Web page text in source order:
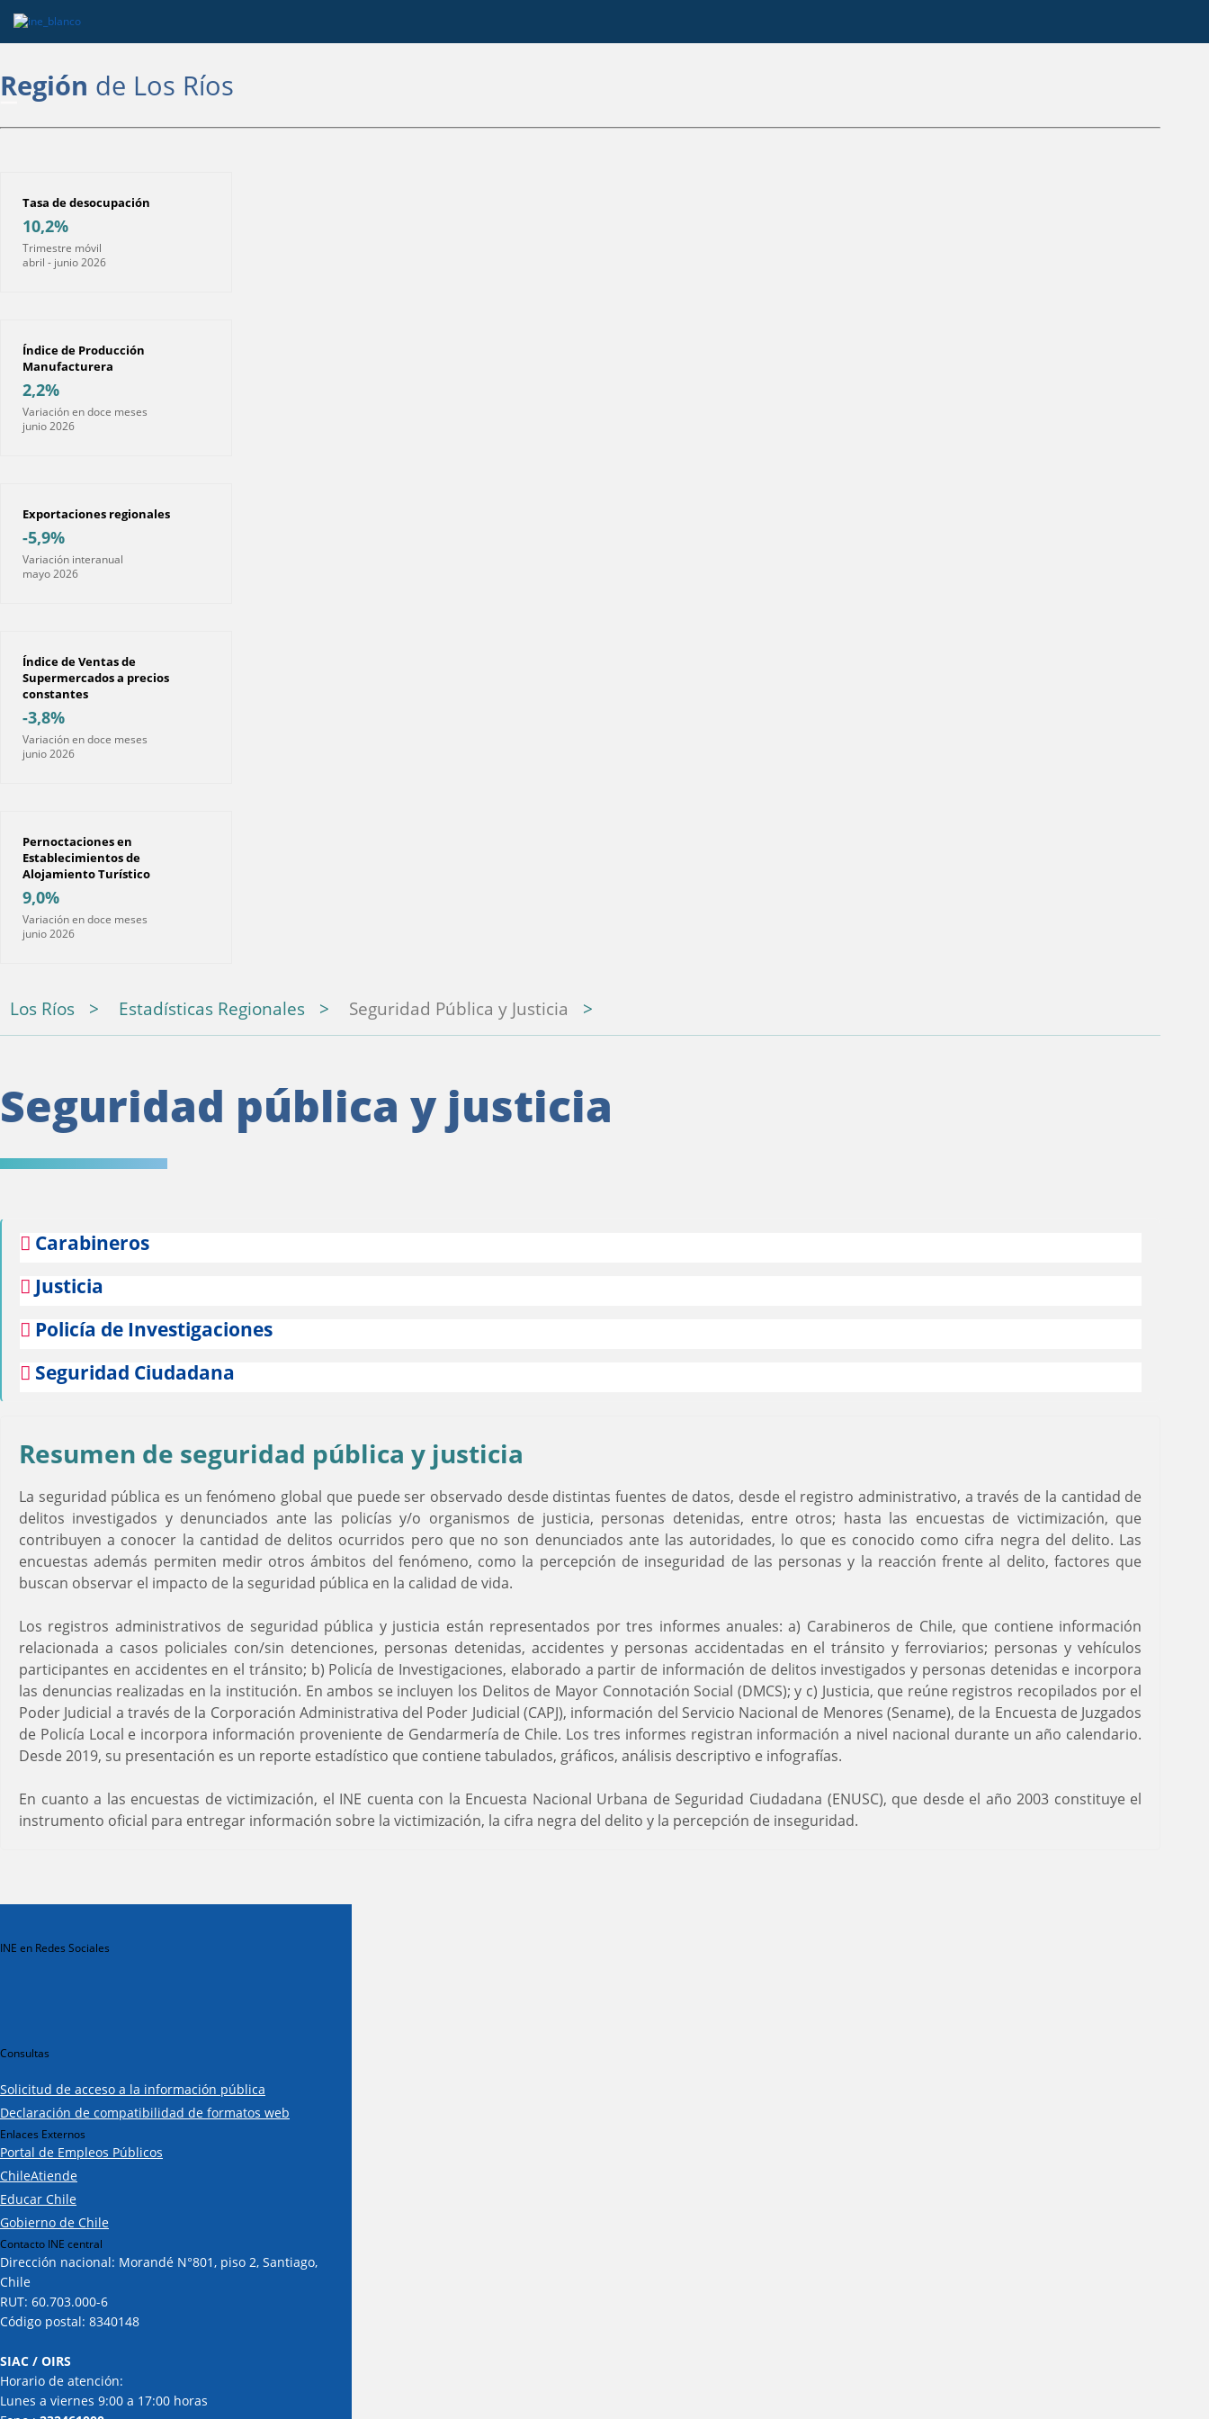
Región de Los Ríos
Tasa de desocupación
10,2%
Trimestre móvil
abril - junio 2026
Índice de Producción
Manufacturera
2,2%
Variación en doce meses
junio 2026
Exportaciones regionales
-5,9%
Variación interanual
mayo 2026
Índice de Ventas de
Supermercados a precios
constantes
-3,8%
Variación en doce meses
junio 2026
Pernoctaciones en
Establecimientos de
Alojamiento Turístico
9,0%
Variación en doce meses
junio 2026
Los Ríos Estadísticas Regionales Seguridad Pública y Justicia
Seguridad pública y justicia
Carabineros
Justicia
Policía de Investigaciones
Seguridad Ciudadana
Resumen de seguridad pública y justicia
La seguridad pública es un fenómeno global que puede ser observado desde distintas fuentes de datos, desde el registro administrativo, a través de la cantidad de
delitos investigados y denunciados ante las policías y/o organismos de justicia, personas detenidas, entre otros; hasta las encuestas de victimización, que
contribuyen a conocer la cantidad de delitos ocurridos pero que no son denunciados ante las autoridades, lo que es conocido como cifra negra del delito. Las
encuestas además permiten medir otros ámbitos del fenómeno, como la percepción de inseguridad de las personas y la reacción frente al delito, factores que
buscan observar el impacto de la seguridad pública en la calidad de vida.
Los registros administrativos de seguridad pública y justicia están representados por tres informes anuales: a) Carabineros de Chile, que contiene información
relacionada a casos policiales con/sin detenciones, personas detenidas, accidentes y personas accidentadas en el tránsito y ferroviarios; personas y vehículos
participantes en accidentes en el tránsito; b) Policía de Investigaciones, elaborado a partir de información de delitos investigados y personas detenidas e incorpora
las denuncias realizadas en la institución. En ambos se incluyen los Delitos de Mayor Connotación Social (DMCS); y c) Justicia, que reúne registros recopilados por el
Poder Judicial a través de la Corporación Administrativa del Poder Judicial (CAPJ), información del Servicio Nacional de Menores (Sename), de la Encuesta de Juzgados
de Policía Local e incorpora información proveniente de Gendarmería de Chile. Los tres informes registran información a nivel nacional durante un año calendario.
Desde 2019, su presentación es un reporte estadístico que contiene tabulados, gráficos, análisis descriptivo e infografías.
En cuanto a las encuestas de victimización, el INE cuenta con la Encuesta Nacional Urbana de Seguridad Ciudadana (ENUSC), que desde el año 2003 constituye el
instrumento oficial para entregar información sobre la victimización, la cifra negra del delito y la percepción de inseguridad.
INE en Redes Sociales
Consultas
Solicitud de acceso a la información pública
Declaración de compatibilidad de formatos web
Enlaces Externos
Portal de Empleos Públicos
ChileAtiende
Educar Chile
Gobierno de Chile
Contacto INE central
Dirección nacional: Morandé N°801, piso 2, Santiago,
Chile
RUT: 60.703.000-6
Código postal: 8340148
SIAC / OIRS
Horario de atención:
Lunes a viernes 9:00 a 17:00 horas